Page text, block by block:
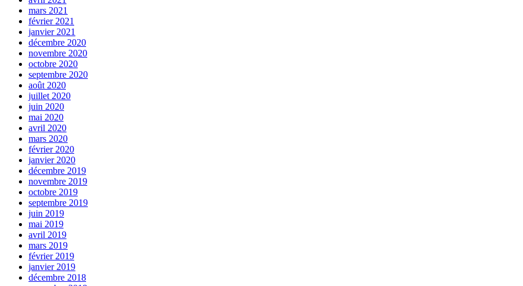
mars 2021
février 2021
janvier 2021
décembre 2020
novembre 2020
octobre 2020
septembre 2020
août 2020
juillet 2020
juin 2020
mai 2020
avril 2020
mars 2020
février 2020
janvier 2020
décembre 2019
novembre 2019
octobre 2019
septembre 2019
juin 2019
mai 2019
avril 2019
mars 2019
février 2019
janvier 2019
décembre 2018